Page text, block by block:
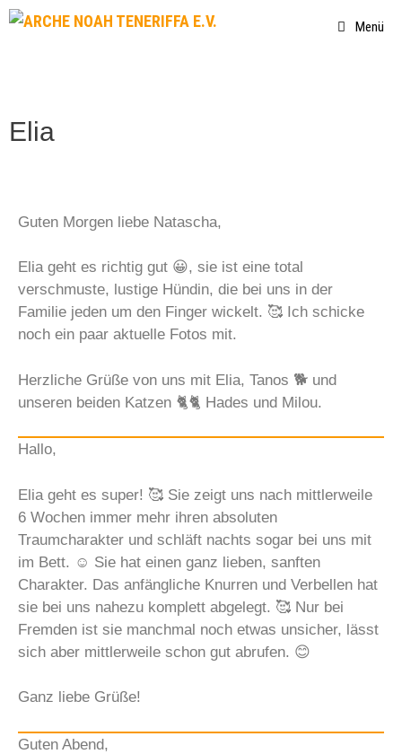
Menü
Elia
Guten Morgen liebe Natascha,
Elia geht es richtig gut 😀, sie ist eine total
verschmuste, lustige Hündin, die bei uns in der
Familie jeden um den Finger wickelt. 🥰 Ich schicke
noch ein paar aktuelle Fotos mit.
Herzliche Grüße von uns mit Elia, Tanos 🐕 und
unseren beiden Katzen 🐈‍🐈 Hades und Milou.
Hallo,
Elia geht es super! 🥰 Sie zeigt uns nach mittlerweile
6 Wochen immer mehr ihren absoluten
Traumcharakter und schläft nachts sogar bei uns mit
im Bett. ☺️ Sie hat einen ganz lieben, sanften
Charakter. Das anfängliche Knurren und Verbellen hat
sie bei uns nahezu komplett abgelegt. 🥰 Nur bei
Fremden ist sie manchmal noch etwas unsicher, lässt
sich aber mittlerweile schon gut abrufen. 😊
Ganz liebe Grüße!
Guten Abend,